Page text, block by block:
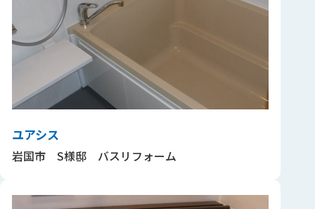
ユアシス
岩国市 S様邸 バスリフォーム